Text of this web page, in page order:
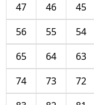
45
46
47
54
55
56
63
64
65
72
73
74